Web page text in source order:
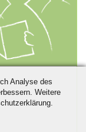
Analyse des
Weitere